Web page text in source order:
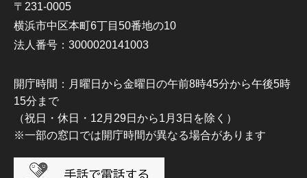
〒231-0005
横浜市中区本町6丁目50番地の10
法人番号：3000020141003
開庁時間：月曜日から金曜日の午前8時45分から午後5時
15分まで
（祝日・休日・12月29日から1月3日を除く）
※一部の窓口では開庁時間が異なる場合があります